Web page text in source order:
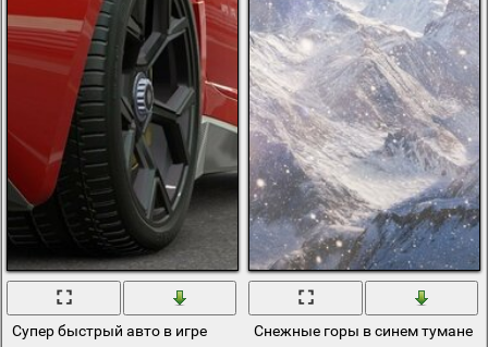
Супер быстрый авто в игре Снежные горы в синем тумане